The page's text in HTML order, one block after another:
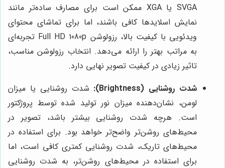
SVGA یا XGA ممکن است برای مصارف ساده‌تر مانند
نمایش اسلایدها کافی باشند، اما برای تماشای محتوای
ویدئویی با کیفیت بالا، رزولوشن Full HD 1080p تجربه‌ای
به مراتب بهتر را ارائه می‌دهد. انتخاب رزولوشن مناسب،
تاثیر زیادی در کیفیت تصویر نهایی دارد.
شدت روشنایی (Brightness):
شدت روشنایی یا میزان
لومن، نشان‌دهنده میزان نور تولید شده توسط پروژکتور
است. هرچه شدت روشنایی بیشتر باشد، تصویر در
محیط‌های روشن‌تر واضح‌تر خواهد بود. برای استفاده در
محیط‌های تاریک، شدت روشنایی کمتری کافی است، اما
برای استفاده در محیط‌های روشن‌تر، به شدت روشنایی